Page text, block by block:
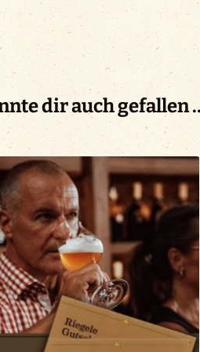
dir auch gefallen